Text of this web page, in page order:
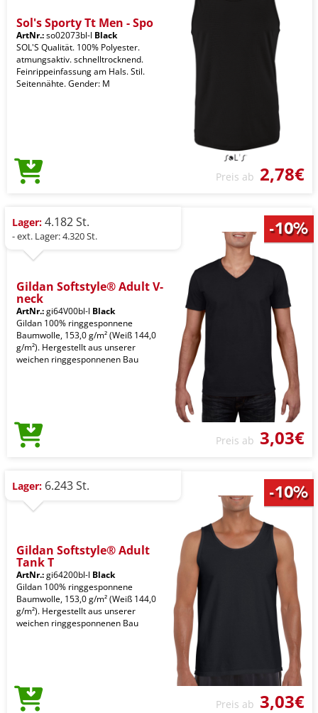
Sol's Sporty Tt Men - Spo
ArtNr.:so02073bl-l Black
SOL'S Qualität. 100% Polyester.
atmungsaktiv. schnelltrocknend.
Feinrippeinfassung am Hals. Stil.
Seitennähte. Gender: M
Preis ab 2,78€
Lager: 4.182 St.
- ext. Lager: 4.320 St.
Gildan Softstyle® Adult V-
neck
ArtNr.:gi64V00bl-l Black
Gildan 100% ringgesponnene
Baumwolle, 153,0 g/m² (Weiß 144,0
g/m²). Hergestellt aus unserer
weichen ringgesponnenen Bau
Preis ab 3,03€
Lager: 6.243 St.
Gildan Softstyle® Adult
Tank T
ArtNr.:gi64200bl-l Black
Gildan 100% ringgesponnene
Baumwolle, 153,0 g/m² (Weiß 144,0
g/m²). Hergestellt aus unserer
weichen ringgesponnenen Bau
Preis ab 3,03€